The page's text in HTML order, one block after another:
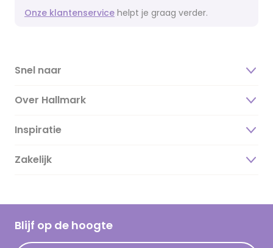
Onze klantenservice helpt je graag verder.
Snel naar
Over Hallmark
Over ons
Duurzaamheid
Hallmark Kaartclub
Acties
Inspiratie
Magazine
Cadeau inspiratie
Kaartinspiratie
Zakelijk
Blijf op de hoogte